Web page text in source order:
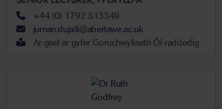
+44 (0) 1792 513349
juman.dujaili@abertawe.ac.uk
Ar gael ar gyfer Goruchwyliaeth Ôl-raddedig